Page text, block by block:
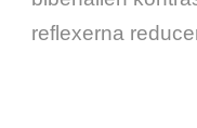
reflexerna